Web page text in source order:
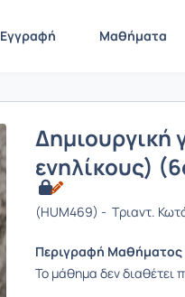
Εγγραφή Μαθήματα
Δημιουργική
ενηλίκους)
(HUM469) - Τριαντ.
Περιγραφή Μαθήματος
Το μάθημα δεν διαθέτει